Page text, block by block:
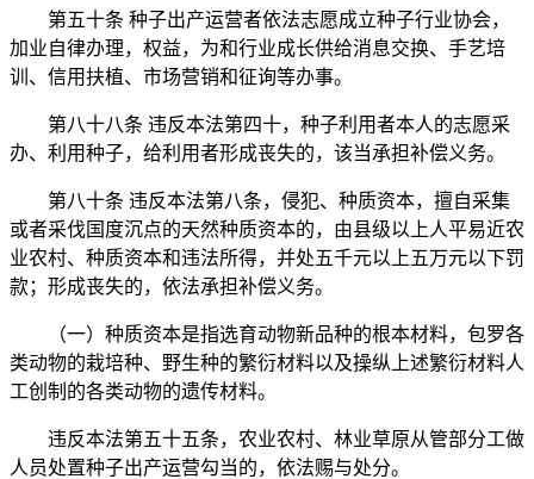
第五十条 种子出产运营者依法志愿成立种子行业协会，
加业自律办理，权益，为和行业成长供给消息交换、手艺培
训、信用扶植、市场营销和征询等办事。
第八十八条 违反本法第四十，种子利用者本人的志愿采
办、利用种子，给利用者形成丧失的，该当承担补偿义务。
第八十条 违反本法第八条，侵犯、种质资本，擅自采集
或者采伐国度沉点的天然种质资本的，由县级以上人平易近农
业农村、种质资本和违法所得，并处五千元以上五万元以下罚
款；形成丧失的，依法承担补偿义务。
（一）种质资本是指选育动物新品种的根本材料，包罗各
类动物的栽培种、野生种的繁衍材料以及操纵上述繁衍材料人
工创制的各类动物的遗传材料。
违反本法第五十五条，农业农村、林业草原从管部分工做
人员处置种子出产运营勾当的，依法赐与处分。